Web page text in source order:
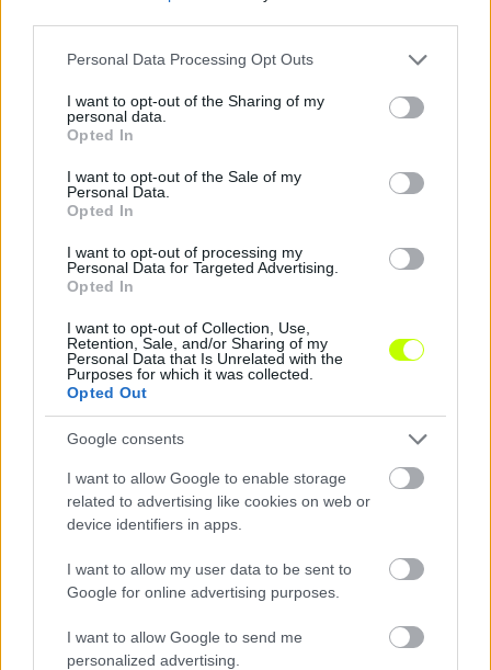
Please note that this website/app uses one or more Google
not limited to your visit or usage behaviour. You may click to
grant or deny consent to Google and its third-party tags to
use your data for below specified purposes in below Google
consent section.
Personal Data Processing Opt Outs
I want to opt-out of the Sharing of my
personal data.
Opted In
I want to opt-out of the Sale of my
Personal Data.
Opted In
I want to opt-out of processing my
Personal Data for Targeted Advertising.
Opted In
I want to opt-out of Collection, Use,
Retention, Sale, and/or Sharing of my
Personal Data that Is Unrelated with the
Purposes for which it was collected.
Opted Out
Google consents
I want to allow Google to enable storage
related to advertising like cookies on web or
device identifiers in apps.
I want to allow my user data to be sent to
Google for online advertising purposes.
I want to allow Google to send me
personalized advertising.
Bognár az EU-t emlegetve bírózott, Kubatov
frappánsan értékelt
Szokásához híven három mérkőzést hozott a
keserűen értékelt, miután a Kazincbarcika a
hajrában […]
2025.11.01. |
Hírek